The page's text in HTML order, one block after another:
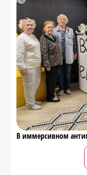
В иммерсивном